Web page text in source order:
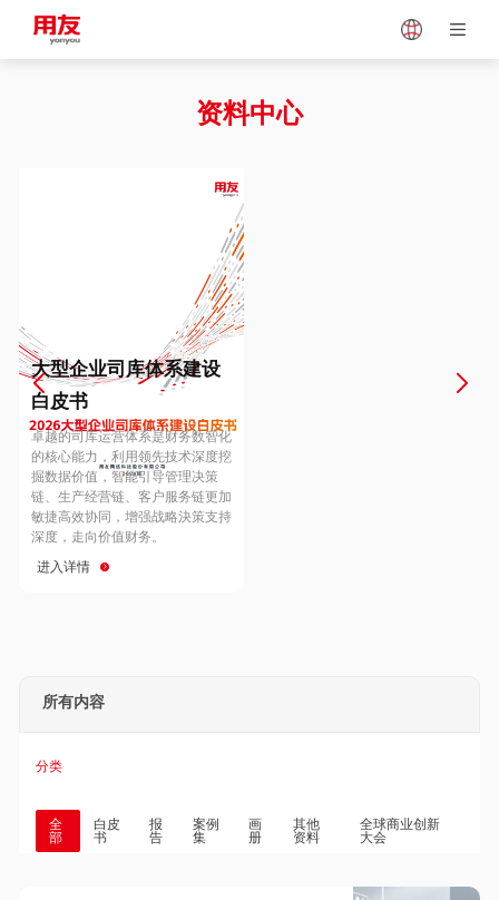
Vietnam
Europe
Hungary
Hong Kong
资料中心
大型企业司库体系建设
白皮书
卓越的司库运营体系是财务数智化
的核心能力，利用领先技术深度挖
掘数据价值，智能引导管理决策
链、生产经营链、客户服务链更加
敏捷高效协同，增强战略決策支持
深度，走向价值财务。
进入详情
所有内容
分类
全
部
白皮
书
报
告
案例
集
画
册
其他
资料
全球商业创新
大会